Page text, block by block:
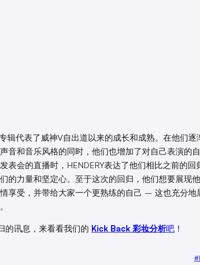
辑代表了威神V自出道以来的成长和成熟。在他们逐
音和音乐风格的同时，他们也增加了对自己表演的
表会的直播时，HENDERY表达了他们相比之前的回
的力量和坚定心。至于这次的回归，他们想要展现
享受，并带给大家一个更熟练的自己 – 这也充分地
的讯息，来看看我们的 Kick Back 彩妆分析吧 ！